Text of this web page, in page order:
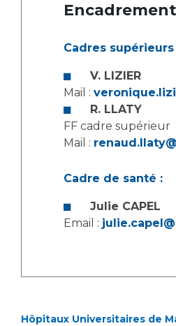
Maladies rares
Maternité Hôpital
La Commission Des Usagers
Les Comités Locaux des
Plateforme d'Expertise
Communiqués de presse
Dossiers de presse
Médiathèque
Rôles et missions
Cadres
V. LIZIER
Mail :
R. LLATY
FF cadre supérieur
Mail :
Cadre de santé :
Julie CAPEL
Email :
Hôpitaux Universitaires de